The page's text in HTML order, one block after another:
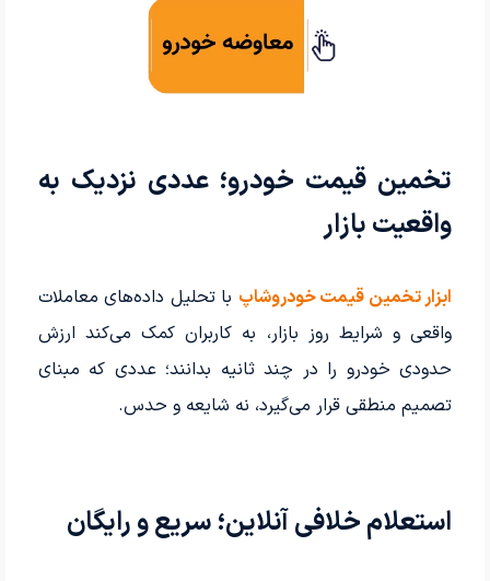
تخمین قیمت خودرو؛ عددی نزدیک به
واقعیت بازار
ابزار تخمین قیمت خودروشاپ با تحلیل داده‌های معاملات
واقعی و شرایط روز بازار، به کاربران کمک می‌کند ارزش
حدودی خودرو را در چند ثانیه بدانند؛ عددی که مبنای
تصمیم منطقی قرار می‌گیرد، نه شایعه و حدس.
استعلام خلافی آنلاین؛ سریع و رایگان